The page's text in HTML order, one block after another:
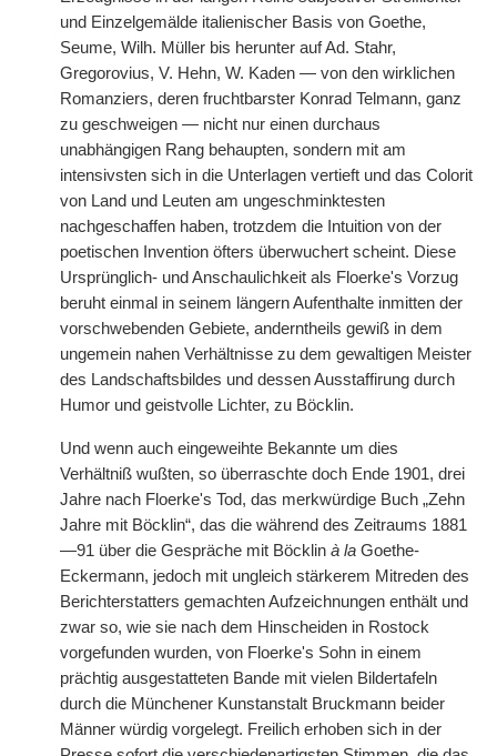
und Einzelgemälde italienischer Basis von Goethe,
Seume, Wilh. Müller bis herunter auf Ad. Stahr,
Gregorovius, V. Hehn, W. Kaden — von den wirklichen
Romanziers, deren fruchtbarster Konrad Telmann, ganz
zu geschweigen — nicht nur einen durchaus
unabhängigen Rang behaupten, sondern mit am
intensivsten sich in die Unterlagen vertieft und das Colorit
von Land und Leuten am ungeschminktesten
nachgeschaffen haben, trotzdem die Intuition von der
poetischen Invention öfters überwuchert scheint. Diese
Ursprünglich- und Anschaulichkeit als Floerke's Vorzug
beruht einmal in seinem längern Aufenthalte inmitten der
vorschwebenden Gebiete, anderntheils gewiß in dem
ungemein nahen Verhältnisse zu dem gewaltigen Meister
des Landschaftsbildes und dessen Ausstaffirung durch
Humor und geistvolle Lichter, zu Böcklin.
Und wenn auch eingeweihte Bekannte um dies
Verhältniß wußten, so überraschte doch Ende 1901, drei
Jahre nach Floerke's Tod, das merkwürdige Buch „Zehn
Jahre mit Böcklin“, das die während des Zeitraums 1881
—91 über die Gespräche mit Böcklin à la Goethe-
Eckermann, jedoch mit ungleich stärkerem Mitreden des
Berichterstatters gemachten Aufzeichnungen enthält und
zwar so, wie sie nach dem Hinscheiden in Rostock
vorgefunden wurden, von Floerke's Sohn in einem
prächtig ausgestatteten Bande mit vielen Bildertafeln
durch die Münchener Kunstanstalt Bruckmann beider
Männer würdig vorgelegt. Freilich erhoben sich in der